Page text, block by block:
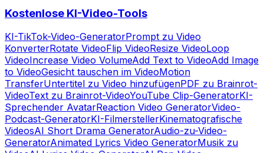
Kostenlose KI-Video-Tools
KI-TikTok-Video-GeneratorPrompt zu Video
KonverterRotate VideoFlip VideoResize VideoLoop
VideoIncrease Video VolumeAdd Text to VideoAdd Image
to VideoGesicht tauschen im VideoMotion
TransferUntertitel zu Video hinzufügenPDF zu Brainrot-
VideoText zu Brainrot-VideoYouTube Clip-GeneratorKI-
Sprechender AvatarReaction Video GeneratorVideo-
Podcast-GeneratorKI-FilmerstellerKinematografische
VideosAI Short Drama GeneratorAudio-zu-Video-
GeneratorAnimated Lyrics Video GeneratorMusik zu